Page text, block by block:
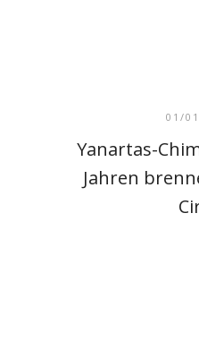
01/
Yanartas-
Jahren